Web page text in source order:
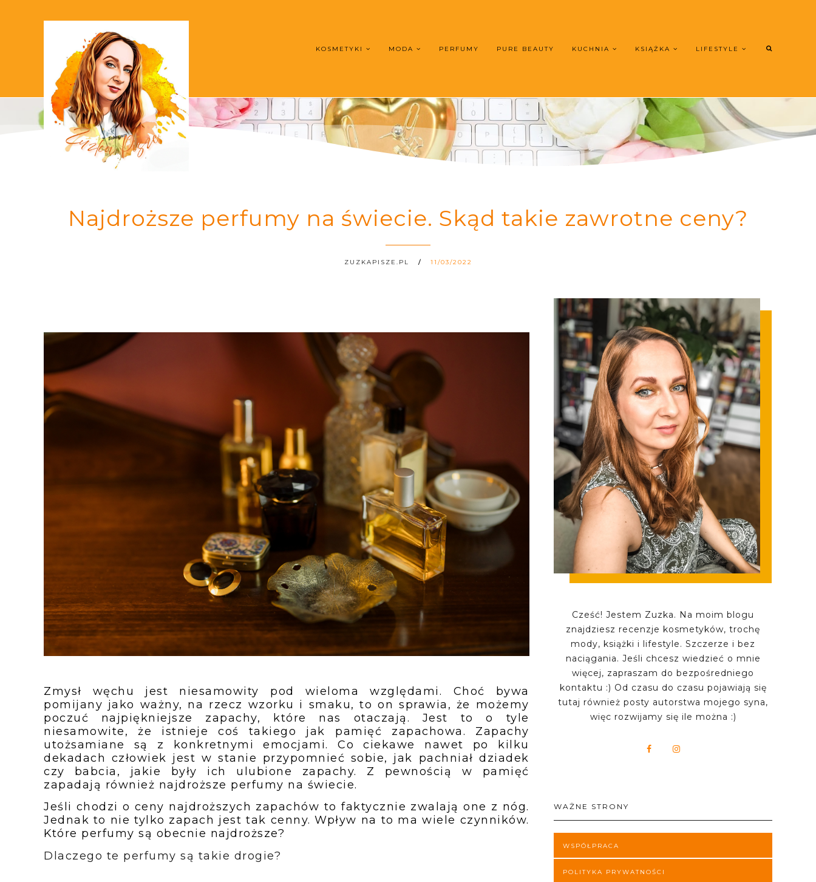
KOSMETYKI MODA PERFUMY PURE BEAUTY KUCHNIA KSIĄŻKA LIFESTYLE
Najdroższe perfumy na świecie. Skąd takie zawrotne ceny?
ZUZKAPISZE.PL 11/03/2022
Zmysł węchu jest niesamowity pod wieloma względami. Choć bywa
pomijany jako ważny, na rzecz wzorku i smaku, to on sprawia, że możemy
poczuć najpiękniejsze zapachy, które nas otaczają. Jest to o tyle
niesamowite, że istnieje coś takiego jak pamięć zapachowa. Zapachy
utożsamiane są z konkretnymi emocjami. Co ciekawe nawet po kilku
dekadach człowiek jest w stanie przypomnieć sobie, jak pachniał dziadek
czy babcia, jakie były ich ulubione zapachy. Z pewnością w pamięć
zapadają również najdroższe perfumy na świecie.
Jeśli chodzi o ceny najdroższych zapachów to faktycznie zwalają one z nóg.
Jednak to nie tylko zapach jest tak cenny. Wpływ na to ma wiele czynników.
Które perfumy są obecnie najdroższe?
Dlaczego te perfumy są takie drogie?
Cześć! Jestem Zuzka. Na moim blogu
znajdziesz recenzje kosmetyków, trochę
mody, książki i lifestyle. Szczerze i bez
naciągania. Jeśli chcesz wiedzieć o mnie
więcej, zapraszam do bezpośredniego
kontaktu :) Od czasu do czasu pojawiają się
tutaj również posty autorstwa mojego syna,
więc rozwijamy się ile można :)
WAŻNE STRONY
WSPÓŁPRACA
POLITYKA PRYWATNOŚCI